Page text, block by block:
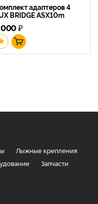
адаптеров 4
BRIDGE ASX10m
₽
Лыжные крепления
Запчасти